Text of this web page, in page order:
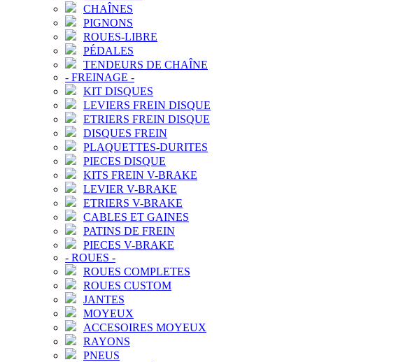
CHAÎNES
PIGNONS
ROUES-LIBRE
PÉDALES
TENDEURS DE CHAÎNE
- FREINAGE -
KIT DISQUES
LEVIERS FREIN DISQUE
ETRIERS FREIN DISQUE
DISQUES FREIN
PLAQUETTES-DURITES
PIECES DISQUE
KITS FREIN V-BRAKE
LEVIER V-BRAKE
ETRIERS V-BRAKE
CABLES ET GAINES
PATINS DE FREIN
PIECES V-BRAKE
- ROUES -
ROUES COMPLETES
ROUES CUSTOM
JANTES
MOYEUX
ACCESOIRES MOYEUX
RAYONS
PNEUS